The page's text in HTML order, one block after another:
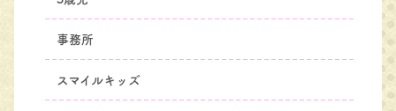
事務所
スマイルキッズ